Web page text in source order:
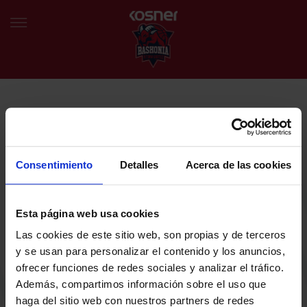
Consentimiento Detalles Acerca de las cookies
Esta página web usa cookies
Las cookies de este sitio web, son propias y de terceros
y se usan para personalizar el contenido y los anuncios,
ofrecer funciones de redes sociales y analizar el tráfico.
Además, compartimos información sobre el uso que
haga del sitio web con nuestros partners de redes
BERRIAK
SARRERAK
ABONATUAK
EGUTEGIA
Egin bat gure harmaila birtualarekin eta izan lehena klubaren
azken albiste eta promozioen berri izaten.
Baskoniaren Pribatutasun politika irakurri eta onartzen dut eta
Baskoniaren jarduerei, produktuei, zerbitzuei, lehiaketei, eskaintzei
eta/edo sustapenei buruzko komunikazio elektronikoak jaso nahi ditut.
DENDA OFIZIALA BASKONIA
SARRERAK